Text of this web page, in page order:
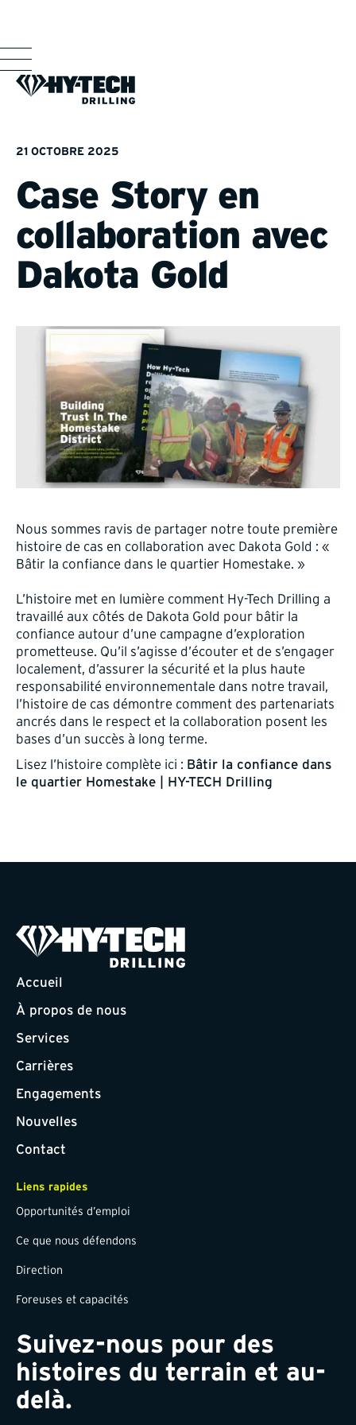
21 OCTOBRE 2025
Case Story en
collaboration avec
Dakota Gold
Nous sommes ravis de partager notre toute première
histoire de cas en collaboration avec Dakota Gold : «
Bâtir la confiance dans le quartier Homestake. »
L’histoire met en lumière comment Hy-Tech Drilling a
travaillé aux côtés de Dakota Gold pour bâtir la
confiance autour d’une campagne d’exploration
prometteuse. Qu’il s’agisse d’écouter et de s’engager
localement, d’assurer la sécurité et la plus haute
responsabilité environnementale dans notre travail,
l’histoire de cas démontre comment des partenariats
ancrés dans le respect et la collaboration posent les
bases d’un succès à long terme.
Lisez l’histoire complète ici : Bâtir la confiance dans
le quartier Homestake | HY-TECH Drilling
Accueil
À propos de nous
Services
Carrières
Engagements
Nouvelles
Contact
Liens rapides
Opportunités d’emploi
Ce que nous défendons
Direction
Foreuses et capacités
Suivez-nous pour des
histoires du terrain et au-
delà.